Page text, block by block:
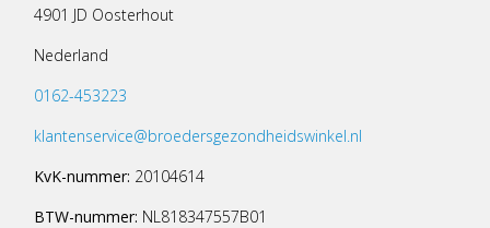
4901 JD Oosterhout
Nederland
0162-453223
klantenservice@broedersgezondheidswinkel.nl
KvK-nummer: 20104614
BTW-nummer: NL818347557B01